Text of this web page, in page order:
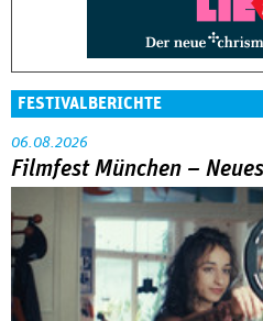
FESTIVALBERICHTE
06.08.2026
Filmfest München –